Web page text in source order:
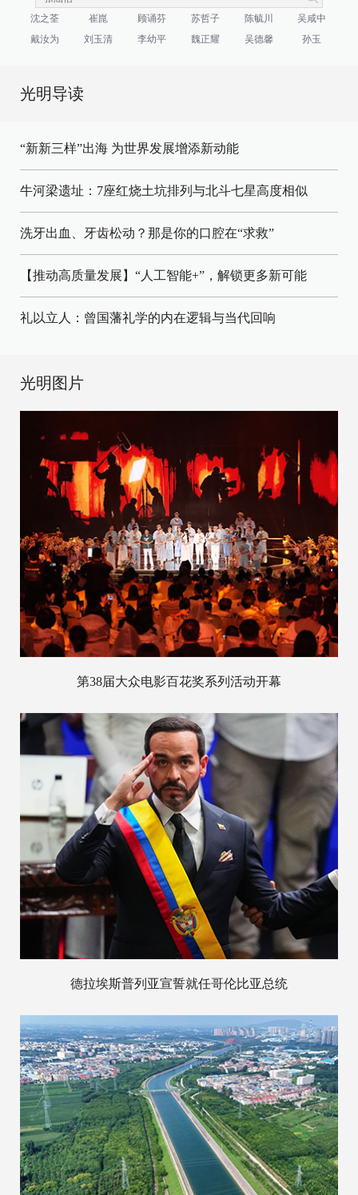
沈之荃 崔崑 顾诵芬 苏哲子 陈毓川
吴咸中
戴汝为
刘玉清 李幼平 魏正耀 吴德馨 孙玉
光明导读
“新新三样”出海 为世界发展增添新动能
牛河梁遗址：7座红烧土坑排列与北斗七星高度相似
洗牙出血、牙齿松动？那是你的口腔在“求救”
【推动高质量发展】“人工智能+”，解锁更多新可能
礼以立人：曾国藩礼学的内在逻辑与当代回响
光明图片
第38届大众电影百花奖系列活动开幕
德拉埃斯普列亚宣誓就任哥伦比亚总统